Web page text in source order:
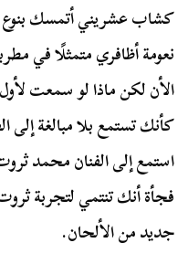
كشاب عشريني أتمسك
نعومة أظافري متمثلًا في
الأن لكن ماذا لو سمعت
كأنك تستمع بلا مبالغة
استمع إلى الفنان محمد
فجأة أنك تنتمي لتجربة
جديد من الألحان.